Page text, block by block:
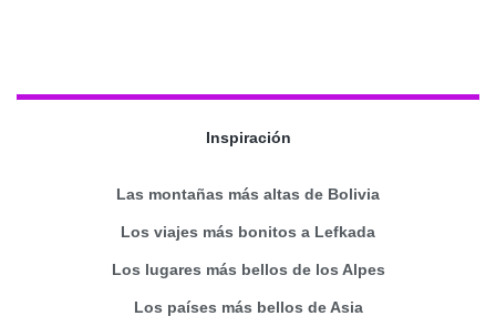
Inspiración
Las montañas más altas de Bolivia
Los viajes más bonitos a Lefkada
Los lugares más bellos de los Alpes
Los países más bellos de Asia